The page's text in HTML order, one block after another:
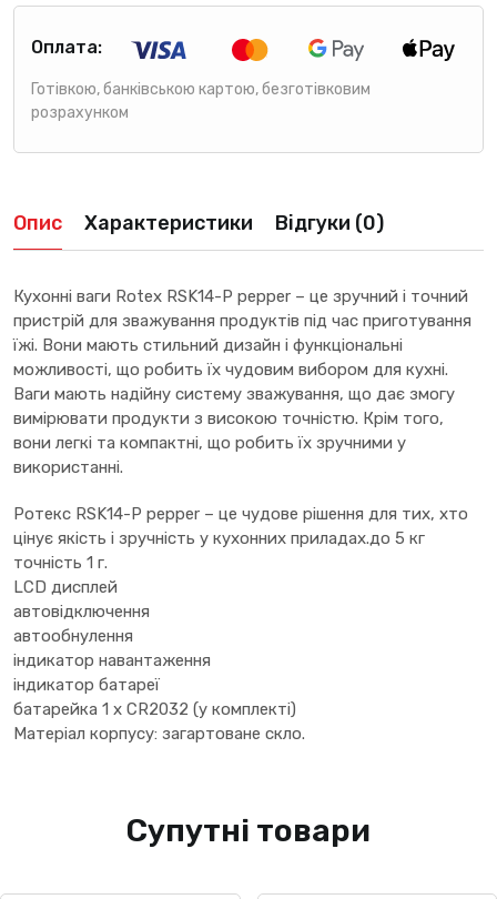
Оплата:
Готівкою, банківською картою, безготівковим
розрахунком
Опис Характеристики Відгуки (0)
Кухонні ваги Rotex RSK14-P pepper – це зручний і точний
пристрій для зважування продуктів під час приготування
їжі. Вони мають стильний дизайн і функціональні
можливості, що робить їх чудовим вибором для кухні.
Ваги мають надійну систему зважування, що дає змогу
вимірювати продукти з високою точністю. Крім того,
вони легкі та компактні, що робить їх зручними у
використанні.
Ротекс RSK14-P pepper – це чудове рішення для тих, хто
цінує якість і зручність у кухонних приладах.до 5 кг
точність 1 г.
LCD дисплей
автовідключення
автообнулення
індикатор навантаження
індикатор батареї
батарейка 1 х CR2032 (у комплекті)
Матеріал корпусу: загартоване скло.
Супутні товари